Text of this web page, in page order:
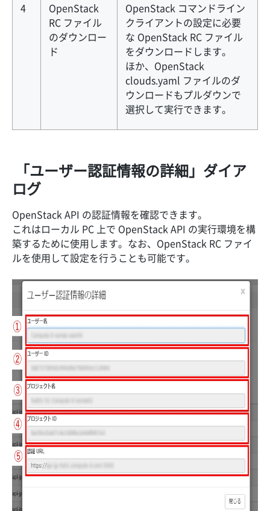
4
OpenStack
RC ファイル
のダウンロー
ド
OpenStack コマンドライン
クライアントの設定に必要
な OpenStack RC ファイル
をダウンロードします。
ほか、OpenStack
clouds.yaml ファイルのダ
ウンロードもプルダウンで
選択して実行できます。
「ユーザー認証情報の詳細」ダイア
ログ
OpenStack API の認証情報を確認できます。
これはローカル PC 上で OpenStack API の実行環境を構
築するために使用します。なお、OpenStack RC ファイ
ルを使用して設定を行うことも可能です。